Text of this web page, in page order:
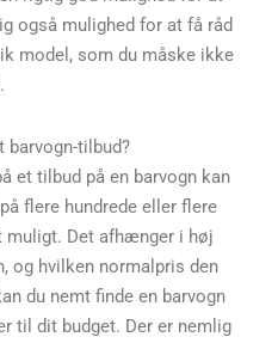
også mulighed for at få råd
model, som du måske ikke
barvogn-tilbud?
et tilbud på en barvogn kan
flere hundrede eller flere
muligt. Det afhænger i høj
og hvilken normalpris den
du nemt finde en barvogn
til dit budget. Der er nemlig